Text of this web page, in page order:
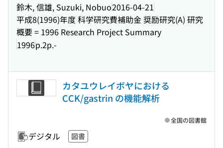
鈴木, 信雄, Suzuki, Nobuo2016-04-21
平成8(1996)年度 科学研究費補助金 奨励研究(A) 研究
概要 = 1996 Research Project Summary
1996p.2p.-
カタユウレイボヤにおける
CCK/gastrin の機能解析
デジタル 図書
全国の図書館